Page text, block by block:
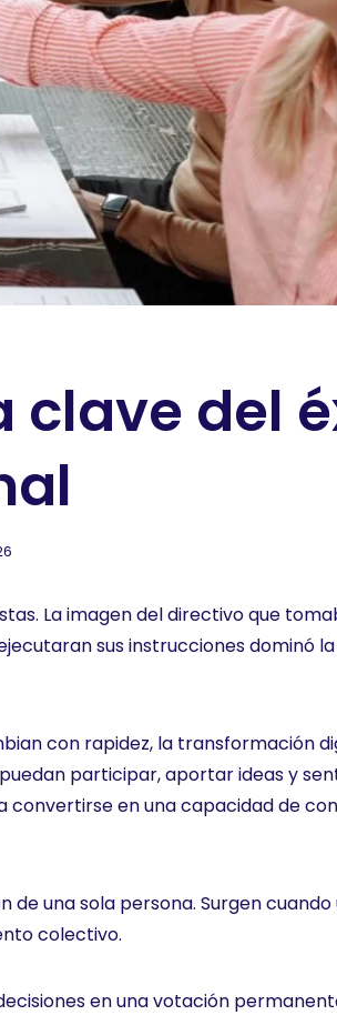
clave del
La imagen del directivo que
sus instrucciones dominó
con rapidez, la transformación
participar, aportar ideas y
convertirse en una capacidad de
una sola persona. Surgen cuando
colectivo.
en una votación